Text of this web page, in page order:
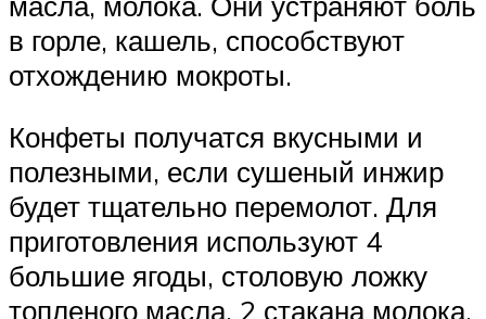
в горле, кашель, способствуют
отхождению мокроты.
Конфеты получатся вкусными и
полезными, если сушеный инжир
будет тщательно перемолот. Для
приготовления используют 4
большие ягоды, столовую ложку
топленого масла, 2 стакана молока,